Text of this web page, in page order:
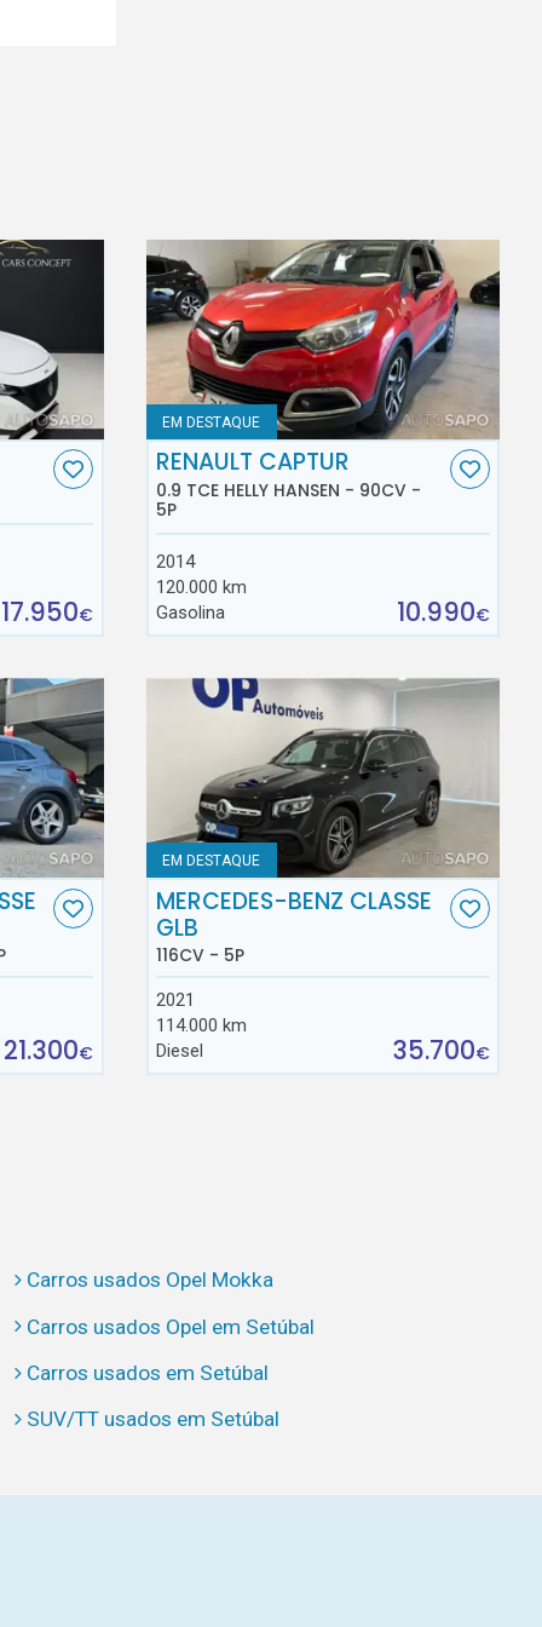
17.950€
EM DESTAQUE
RENAULT CAPTUR
0.9 TCE HELLY HANSEN - 90CV -
5P
2014
120.000 km
Gasolina
10.990€
21.300€
EM DESTAQUE
MERCEDES-BENZ CLASSE
GLB
116CV - 5P
2021
114.000 km
Diesel
35.700€
Carros usados Opel Mokka
Carros usados Opel em Setúbal
Carros usados em Setúbal
SUV/TT usados em Setúbal